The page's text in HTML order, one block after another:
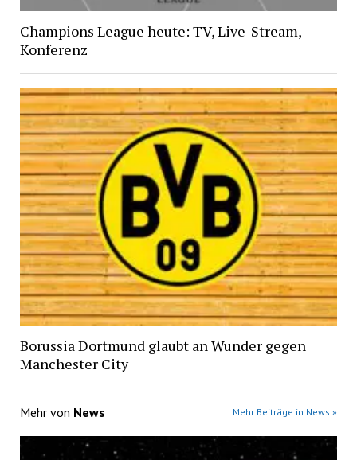
Champions League heute: TV, Live-Stream,
Konferenz
Borussia Dortmund glaubt an Wunder gegen
Manchester City
Mehr von News Mehr Beiträge in News »